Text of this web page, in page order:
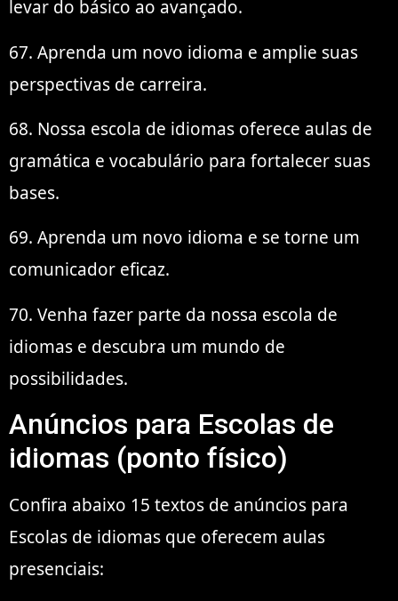
levar do básico ao avançado.
67. Aprenda um novo idioma e amplie suas
perspectivas de carreira.
68. Nossa escola de idiomas oferece aulas de
gramática e vocabulário para fortalecer suas
bases.
69. Aprenda um novo idioma e se torne um
comunicador eficaz.
70. Venha fazer parte da nossa escola de
idiomas e descubra um mundo de
possibilidades.
Anúncios para Escolas de
idiomas (ponto físico)
Confira abaixo 15 textos de anúncios para
Escolas de idiomas que oferecem aulas
presenciais: